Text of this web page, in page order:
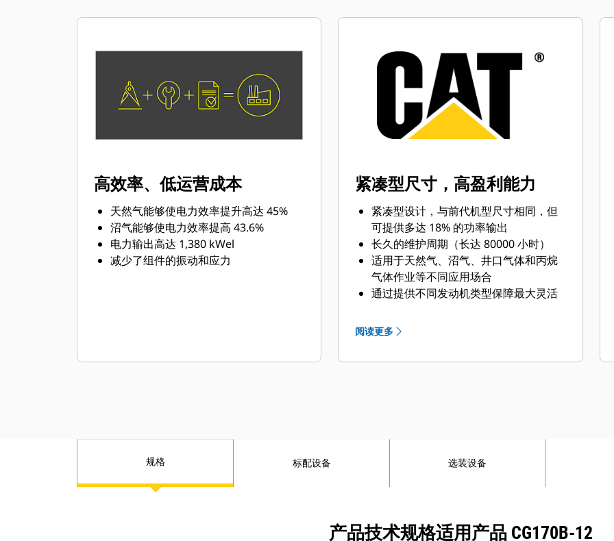
高效率、低运营成本
天然气能够使电力效率提升高达 45%
沼气能够使电力效率提高 43.6%
电力输出高达 1,380 kWel
减少了组件的振动和应力
紧凑型尺寸，高盈利能力
紧凑型设计，与前代机型尺寸相同，但
可提供多达 18% 的功率输出
长久的维护周期（长达 80000 小时）
适用于天然气、沼气、井口气体和丙烷
气体作业等不同应用场合
通过提供不同发动机类型保障最大灵活
阅读更多
规格 标配设备 选装设备
产品技术规格适用产品 CG170B-12